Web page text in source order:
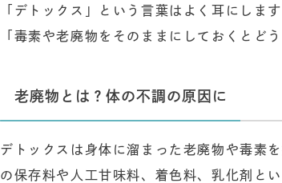
「デトックス」という言葉はよく耳にしま
「毒素や老廃物をそのままにしておくとど
老廃物とは？体の不調の原因に
デトックスは身体に溜まった老廃物や毒素
の保存料や人工甘味料、着色料、乳化剤と